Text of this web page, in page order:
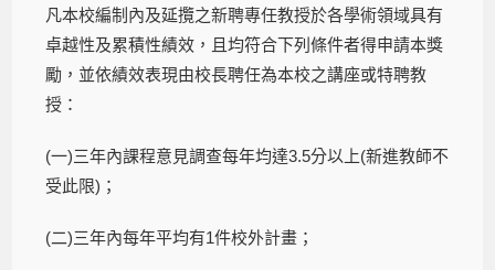
凡本校編制內及延攬之新聘專任教授於各學術領域具有
卓越性及累積性績效，且均符合下列條件者得申請本獎
勵，並依績效表現由校長聘任為本校之講座或特聘教
授：
(一)三年內課程意見調查每年均達3.5分以上(新進教師不
受此限)；
(二)三年內每年平均有1件校外計畫；